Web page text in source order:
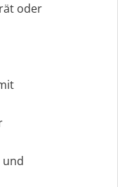
oder
und